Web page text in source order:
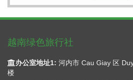
越南绿色旅行社
办公室地址1: 河内市 Cau Giay 区
楼